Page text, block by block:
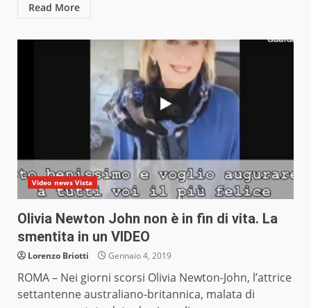
Read More
Video news Vista
Olivia Newton John non è in fin di vita. La
smentita in un VIDEO
Lorenzo Briotti Gennaio 4, 2019
ROMA – Nei giorni scorsi Olivia Newton-John, l’attrice
settantenne australiano-britannica, malata di